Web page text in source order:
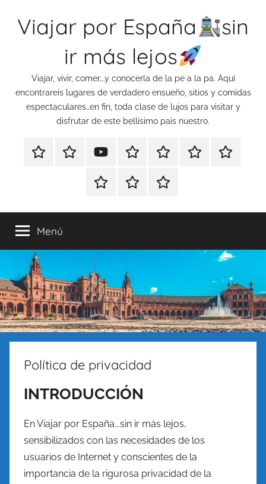
Viajar por España
sin
ir más lejos
Viajar, vivir, comer….y conocerla de la pe a la pa. Aquí
encontrareis lugares de verdadero ensueño, sitios y comidas
espectaculares…en fin, toda clase de lujos para visitar y
disfrutar de este bellísimo pais nuestro.
comer…
©MarcaCastrodorrey
youtube
Turismo
tenedor
Desde
Aviso
Política
privacidad
Política
cookies
Menú
Política de privacidad
INTRODUCCIÓN
En Viajar por España...sin ir más lejos,
sensibilizados con las necesidades de los
usuarios de Internet y conscientes de la
importancia de la rigurosa privacidad de la